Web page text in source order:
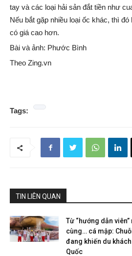
tay và các loại hải sản đắt tiền như
Nếu bắt gặp nhiều loại ốc khác, thì
có giá cao hơn.
Bài và ảnh: Phước Bình
Theo Zing.vn
Tags:
TIN LIÊN QUAN
Từ “hướng dẫn
cùng… cá mập:
đang khiến du
Quốc